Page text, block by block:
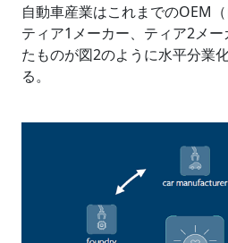
自動車産業はこれまでのOEM
ティア1メーカー、ティア2メ
たものが図2のように水平分業
る。